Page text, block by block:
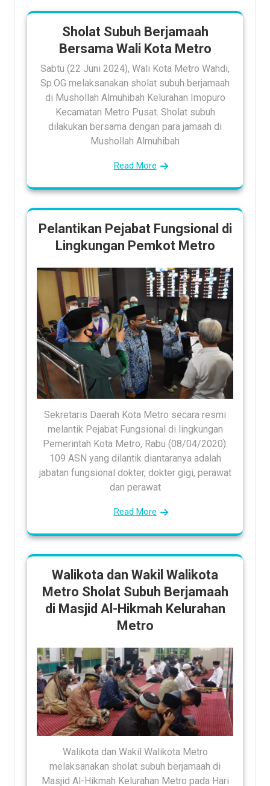
Sholat Subuh Berjamaah
Bersama Wali Kota Metro
Sabtu (22 Juni 2024), Wali Kota Metro Wahdi,
Sp.OG melaksanakan sholat subuh berjamaah
di Mushollah Almuhibah Kelurahan Imopuro
Kecamatan Metro Pusat. Sholat subuh
dilakukan bersama dengan para jamaah di
Mushollah Almuhibah
Read More
Pelantikan Pejabat Fungsional di
Lingkungan Pemkot Metro
Sekretaris Daerah Kota Metro secara resmi
melantik Pejabat Fungsional di lingkungan
Pemerintah Kota Metro, Rabu (08/04/2020).
109 ASN yang dilantik diantaranya adalah
jabatan fungsional dokter, dokter gigi, perawat
dan perawat
Read More
Walikota dan Wakil Walikota
Metro Sholat Subuh Berjamaah
di Masjid Al-Hikmah Kelurahan
Metro
Walikota dan Wakil Walikota Metro
melaksanakan sholat subuh berjamaah di
Masjid Al-Hikmah Kelurahan Metro pada Hari